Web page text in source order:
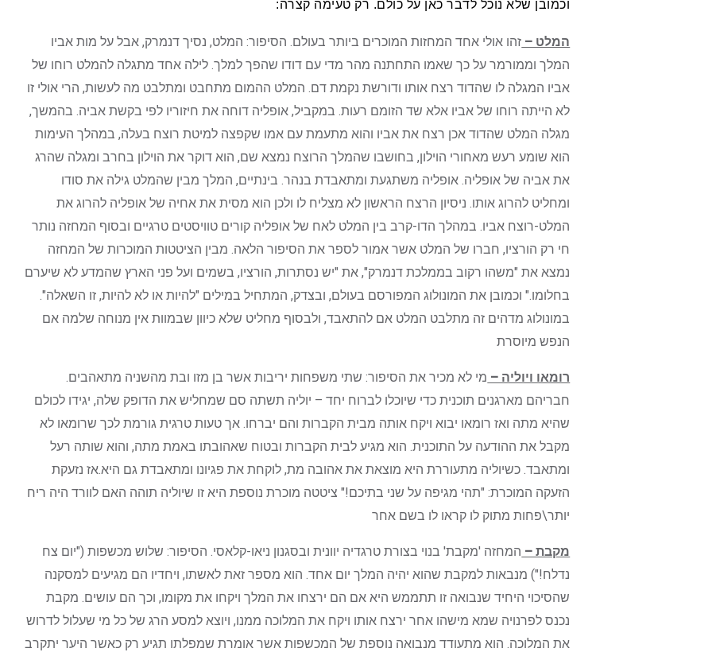
וכמובן שלא נוכל לדבר כאן על כולם. רק טעימה קצרה:
המלט – זהו אולי אחד המחזות המוכרים ביותר בעולם. הסיפור: המלט, נסיך דנמרק, אבל על מות אביו
המלך וממורמר על כך שאמו התחתנה מהר מדי עם דודו שהפך למלך. לילה אחד מתגלה להמלט רוחו של
אביו המגלה לו שהדוד רצח אותו ודורשת נקמת דם. המלט ההמום מתחבט ומתלבט מה לעשות, הרי אולי זו
לא הייתה רוחו של אביו אלא שד הזומם רעות. במקביל, אופליה דוחה את חיזוריו לפי בקשת אביה. בהמשך,
מגלה המלט שהדוד אכן רצח את אביו והוא מתעמת עם אמו שקפצה למיטת רוצח בעלה, במהלך העימות
הוא שומע רעש מאחורי הוילון, בחושבו שהמלך הרוצח נמצא שם, הוא דוקר את הוילון בחרב ומגלה שהרג
את אביה של אופליה. אופליה משתגעת ומתאבדת בנהר. בינתיים, המלך מבין שהמלט גילה את סודו
ומחליט להרוג אותו. ניסיון הרצח הראשון לא מצליח לו ולכן הוא מסית את אחיה של אופליה להרוג את
המלט-רוצח אביו. במהלך הדו-קרב בין המלט לאח של אופליה קורים טוויסטים טרגיים ובסוף המחזה נותר
חי רק הורציו, חברו של המלט אשר אמור לספר את הסיפור הלאה. מבין הציטטות המוכרות של המחזה
נמצא את "משהו רקוב בממלכת דנמרק", את "יש נסתרות, הורציו, בשמים ועל פני הארץ שהמדע לא שיערם
בחלומו." וכמובן את המונולוג המפורסם בעולם, ובצדק, המתחיל במילים "להיות או לא להיות, זו השאלה".
במונולוג מדהים זה מתלבט המלט אם להתאבד, ולבסוף מחליט שלא כיוון שבמוות אין מנוחה שלמה אם
הנפש מיוסרת
רומאו ויוליה – מי לא מכיר את הסיפור: שתי משפחות יריבות אשר בן מזו ובת מהשניה מתאהבים.
חבריהם מארגנים תוכנית כדי שיוכלו לברוח יחד – יוליה תשתה סם שמחליש את הדופק שלה, יגידו לכולם
שהיא מתה ואז רומאו יבוא ויקח אותה מבית הקברות והם יברחו. אך טעות טרגית גורמת לכך שרומאו לא
מקבל את ההודעה על התוכנית. הוא מגיע לבית הקברות ובטוח שאהובתו באמת מתה, והוא שותה רעל
ומתאבד. כשיוליה מתעוררת היא מוצאת את אהובה מת, לוקחת את פגיונו ומתאבדת גם היא.אז נזעקת
הזעקה המוכרת: "תהי מגיפה על שני בתיכם!" ציטטה מוכרת נוספת היא זו שיוליה תוהה האם לוורד היה ריח
יותר\פחות מתוק לו קראו לו בשם אחר
מקבת – המחזה 'מקבת' בנוי בצורת טרגדיה יוונית ובסגנון ניאו-קלאסי. הסיפור: שלוש מכשפות ("יום צח
נדלח!") מנבאות למקבת שהוא יהיה המלך יום אחד. הוא מספר זאת לאשתו, ויחדיו הם מגיעים למסקנה
שהסיכוי היחיד שנבואה זו תתממש היא אם הם ירצחו את המלך ויקחו את מקומו, וכך הם עושים. מקבת
נכנס לפרנויה שמא מישהו אחר ירצח אותו ויקח את המלוכה ממנו, ויוצא למסע הרג של כל מי שעלול לדרוש
את המלוכה. הוא מתעודד מנבואה נוספת של המכשפות אשר אומרת שמפלתו תגיע רק כאשר היער יתקרב